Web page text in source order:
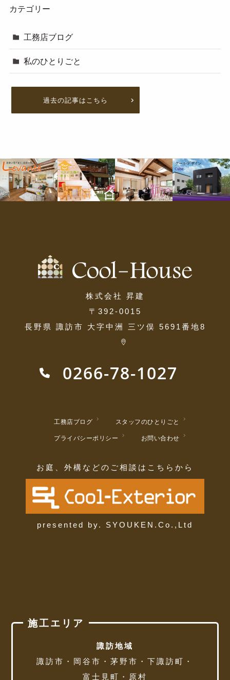
カテゴリー
工務店ブログ
私のひとりごと
過去の記事はこちら
株式会社 昇建
〒392-0015
長野県 諏訪市 大字中洲 三ツ俣 5691番地8
0266-78-1027
工務店ブログ
スタッフのひとりごと
プライバシーポリシー
お問い合わせ
お庭、外構などのご相談はこちらから
presented by. SYOUKEN.Co.,Ltd
施工エリア
諏訪地域
諏訪市・岡谷市・茅野市・下諏訪町・
富士見町・原村